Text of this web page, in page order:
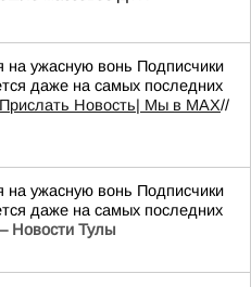
ужасную вонь Подписчики
даже на самых последних
Новость| Мы в МАХ//
ужасную вонь Подписчики
даже на самых последних
Новости Тулы